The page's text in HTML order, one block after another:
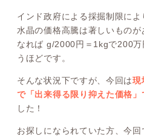
インド政府による採掘制限に
水晶の価格高騰は著しいもの
なれば g/2000円＝1kgで200万
うほどです。
そんな状況下ですが、今回は現
で「出来得る限り抑えた価格
した！
お探しになられていた方、今